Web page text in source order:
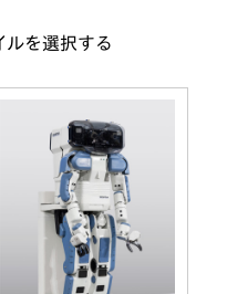
ルを選択する